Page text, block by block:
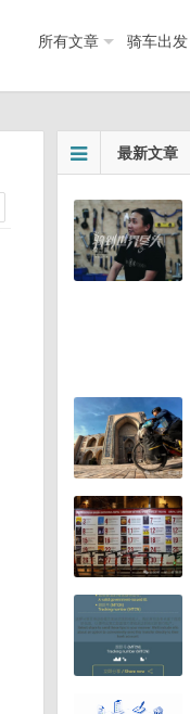
所有文章 骑车出发
最新文章